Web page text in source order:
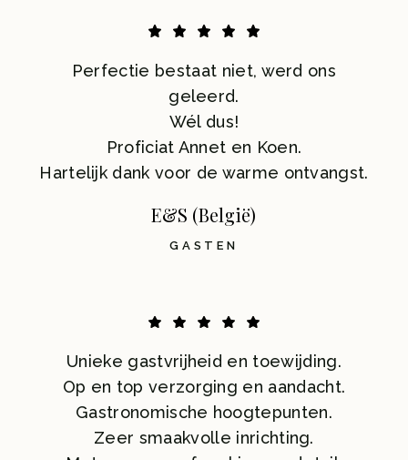
Perfectie bestaat niet, werd ons
geleerd.
Wél dus!
Proficiat Annet en Koen.
Hartelijk dank voor de warme ontvangst.
E&S (België)
GASTEN
Unieke gastvrijheid en toewijding.
Op en top verzorging en aandacht.
Gastronomische hoogtepunten.
Zeer smaakvolle inrichting.